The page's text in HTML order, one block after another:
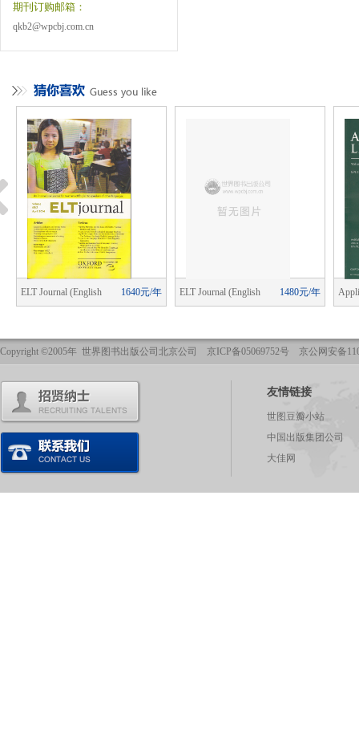
期刊订购邮箱：
qkb2@wpcbj.com.cn
1640元/年
ELT Journal (English 1480元/年
ELT Journal (English
Copyright ©2005年 世界图书出版公司北京公司 京ICP备05069752号 京公网安备
友情链接
世图豆瓣小站
中国出版集团公司
大佳网